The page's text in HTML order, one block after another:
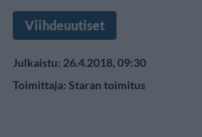
Viihdeuutiset
Julkaistu: 26.4.2018, 09:30
Toimittaja: Staran toimitus